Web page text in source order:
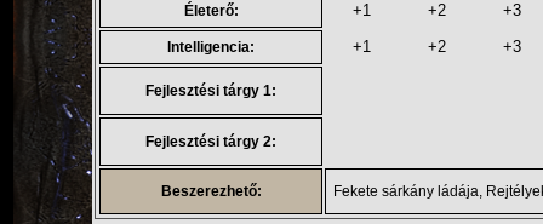
Életerő: +1 +2 +3
Intelligencia: +1 +2 +3
Fejlesztési tárgy 1:
Fejlesztési tárgy 2:
Beszerezhető: Fekete sárkány ládája,